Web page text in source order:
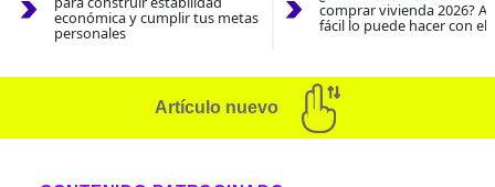
económica y cumplir tus metas
personales
comprar vivienda 2026?
fácil lo puede hacer con el
Artículo nuevo